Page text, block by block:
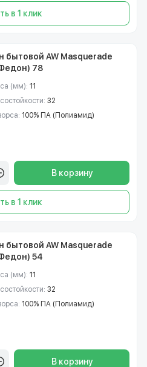
в 1 клик
бытовой AW Masquerade
78
(мм): 11
32
100% ПА (Полиамид)
В корзину
в 1 клик
бытовой AW Masquerade
54
(мм): 11
32
100% ПА (Полиамид)
В корзину